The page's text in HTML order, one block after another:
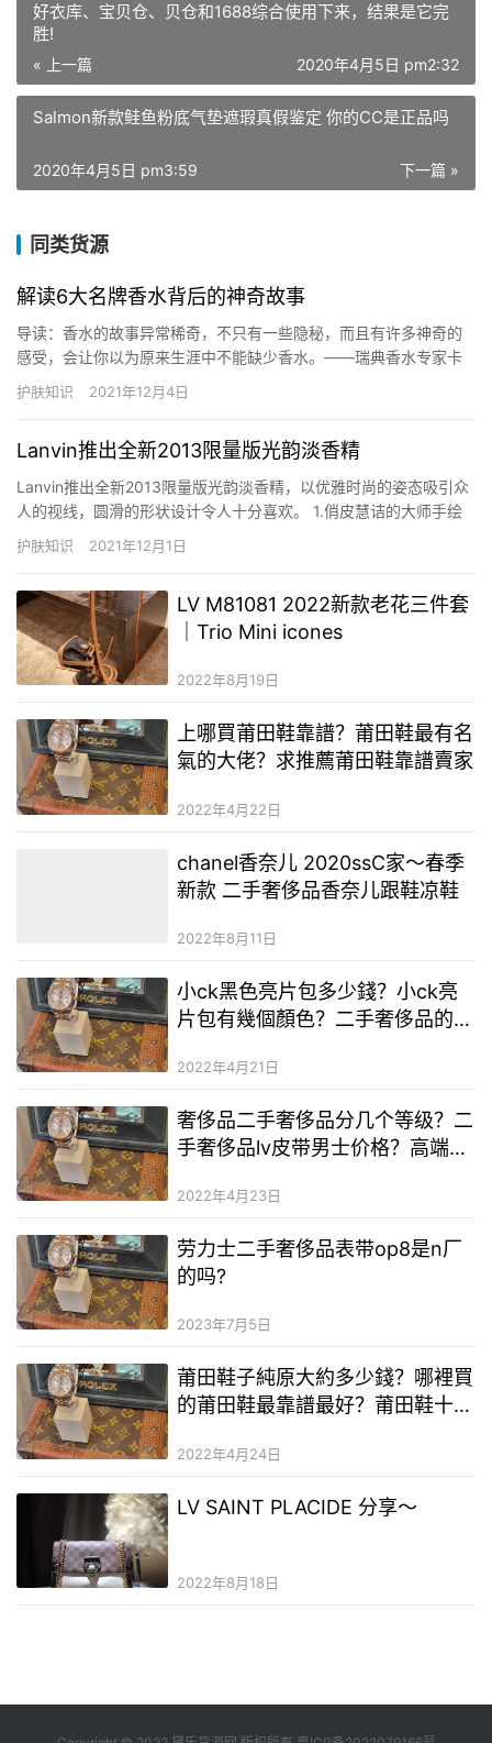
好衣库、宝贝仓、贝仓和1688综合使用下来，结果是它完
胜!
« 上一篇 2020年4月5日 pm2:32
Salmon新款鲑鱼粉底气垫遮瑕真假鉴定 你的CC是正品吗
下一篇 »
2020年4月5日 pm3:59
同类货源
解读6大名牌香水背后的神奇故事
导读：香水的故事异常稀奇，不只有一些隐秘，而且有许多神奇的
感受，会让你以为原来生涯中不能缺少香水。——瑞典香水专家卡
尔森《香水与我们的生涯》 解读名牌香水背后的故事 法国时尚专家
杰克曾经说过“名贵的香水，有‘液体钻石’之称，虽价比钻石，但依然
护肤知识 2021年12月4日
Lanvin推出全新2013限量版光韵淡香精
Lanvin推出全新2013限量版光韵淡香精，以优雅时尚的姿态吸引众
人的视线，圆滑的形状设计令人十分喜欢。 1.俏皮慧诘的大师手绘
瓶身 Lanvin推出全新2013限量版光韵淡香精，以优雅奢华的设计及
裁剪细节的考究，掳获了全球挑剔时尚迷的心，而他的手绘设计更
护肤知识 2021年12月1日
LV M81081 2022新款老花三件套
｜Trio Mini icones
2022年8月19日
上哪買莆田鞋靠譜？莆田鞋最有名
氣的大佬？求推薦莆田鞋靠譜賣家
2022年4月22日
chanel香奈儿 2020ssC家～春季
新款 二手奢侈品香奈儿跟鞋凉鞋
2022年8月11日
小ck黑色亮片包多少錢？小ck亮
片包有幾個顏色？二手奢侈品的貨
2022年4月21日
奢侈品二手奢侈品分几个等级？二
手奢侈品lv皮带男士价格？高端二
2022年4月23日
劳力士二手奢侈品表带op8是n厂
的吗?
2023年7月5日
莆田鞋子純原大約多少錢？哪裡買
的莆田鞋最靠譜最好？莆田鞋十大
2022年4月24日
LV SAINT PLACIDE 分享～
2022年8月18日